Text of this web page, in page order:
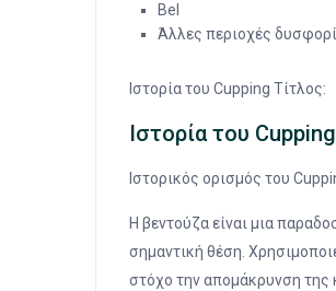
Bel
Άλλες περιοχές
Ιστορία του Cupping Τίτλος:
Ιστορία του Cupping
Ιστορικός ορισμός του
Η βεντούζα είναι μια
σημαντική θέση.
στόχο την απομάκρυνση της